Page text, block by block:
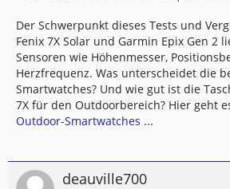
Der Schwerpunkt dieses Tests und
Fenix 7X Solar und Garmin Epix Gen 2
Sensoren wie Höhenmesser,
Herzfrequenz. Was unterscheidet die
Smartwatches? Und wie gut ist die
7X für den Outdoorbereich? Hier geht
Outdoor-Smartwatches ...
deauville700